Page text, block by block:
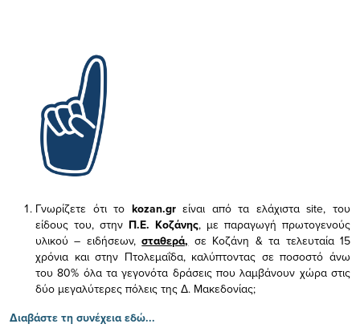
Γνωρίζετε ότι το kozan.gr είναι από τα ελάχισταsite, του
είδους του, στην Π.Ε. Κοζάνης, με παραγωγή πρωτογενούς
υλικού – ειδήσεων,σταθερά, σε Κοζάνη & τα τελευταία 15
χρόνια και στην Πτολεμαΐδα, καλύπτοντας σε ποσοστό άνω
του 80% όλα τα γεγονότα δράσεις που λαμβάνουν χώρα στις
δύο μεγαλύτερες πόλεις της Δ. Μακεδονίας;
Διαβάστε τη συνέχεια εδώ...